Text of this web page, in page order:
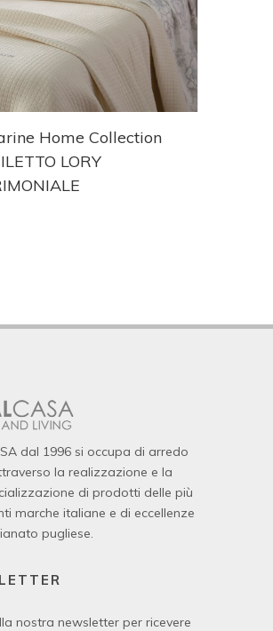
Visualizza
Home Collection
LORY
dal 1996 si occupa di arredo
la realizzazione e la
di prodotti delle più
marche italiane e di eccellenze
pugliese.
nostra newsletter per ricevere